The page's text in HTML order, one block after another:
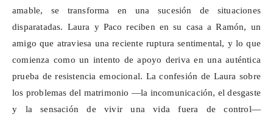
amable, se transforma en una sucesión de situaciones
disparatadas. Laura y Paco reciben en su casa a Ramón, un
amigo que atraviesa una reciente ruptura sentimental, y lo que
comienza como un intento de apoyo deriva en una auténtica
prueba de resistencia emocional. La confesión de Laura sobre
los problemas del matrimonio —la incomunicación, el desgaste
y la sensación de vivir una vida fuera de control—